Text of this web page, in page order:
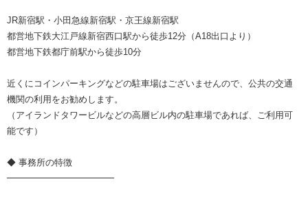
JR新宿駅・小田急線新宿駅・京王線新宿駅
都営地下鉄大江戸線新宿西口駅から徒歩12分（A18出口より）
都営地下鉄都庁前駅から徒歩10分
近くにコインパーキングなどの駐車場はございませんので、公共の交通
機関の利用をお勧めします。
（アイランドタワービルなどの高層ビル内の駐車場であれば、ご利用可
能です）
◆ 事務所の特徴
━━━━━━━━━━━━